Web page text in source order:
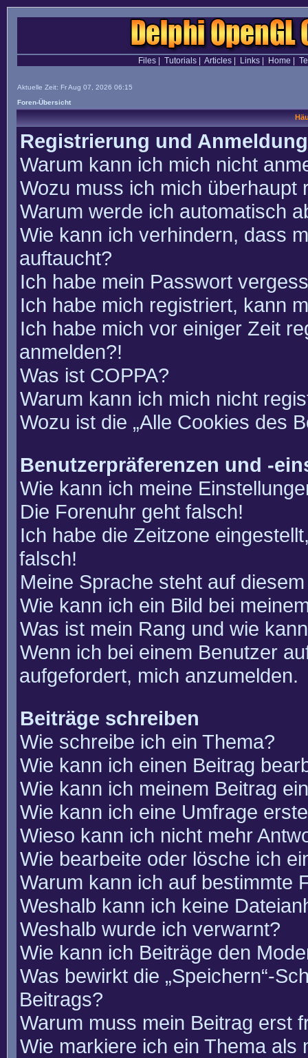
Files| Tutorials| Articles| Links| Home
Aktuelle Zeit: Fr Aug 07, 2026 06:15
Foren-Übersicht
Registrierung und Anmeldung
Warum kann ich mich nicht
Wozu muss ich mich überhaupt
Warum werde ich automatisch
Wie kann ich verhindern, dass
auftaucht?
Ich habe mein Passwort
Ich habe mich registriert, kann
Ich habe mich vor einiger Zeit
anmelden?!
Was ist COPPA?
Warum kann ich mich nicht
Wozu ist die „Alle Cookies des
Benutzerpräferenzen und -
Wie kann ich meine
Die Forenuhr geht falsch!
Ich habe die Zeitzone
falsch!
Meine Sprache steht auf
Wie kann ich ein Bild bei
Was ist mein Rang und wie
Wenn ich bei einem Benutzer
aufgefordert, mich anzumelden.
Beiträge schreiben
Wie schreibe ich ein Thema?
Wie kann ich einen Beitrag
Wie kann ich meinem Beitrag
Wie kann ich eine Umfrage
Wieso kann ich nicht mehr
Wie bearbeite oder lösche ich
Warum kann ich auf bestimmte
Weshalb kann ich keine
Weshalb wurde ich verwarnt?
Wie kann ich Beiträge den
Was bewirkt die „Speichern“-
Beitrags?
Warum muss mein Beitrag erst
Wie markiere ich ein Thema als